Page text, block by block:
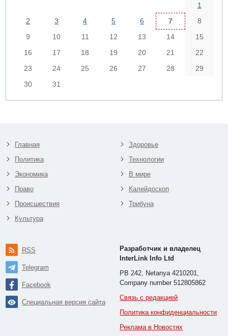
1
2
3 4 5 6 7
8
9
10 11 12 13 14
15
16
17 18 19 20 21
22
23
24 25 26 27 28
29
30
31
Главная
Политика
Экономика
Право
Происшествия
Культура
Здоровье
Технологии
В мире
Калейдоскоп
Трибуна
RSS
Telegram
Facebook
Специальная версия сайта
Разработчик и владелец
InterLink Info Ltd
PB 242, Netanya 4210201,
Company number 512805862
Связь с редакцией
Политика конфиденциальности
Реклама в Новостях